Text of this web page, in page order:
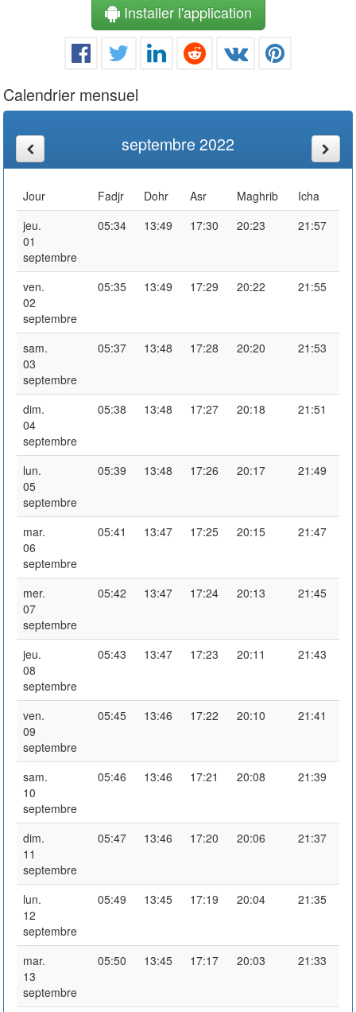
Installer l'application
Calendrier mensuel
septembre 2022
Jour Fadjr Dohr Asr Maghrib
Icha
jeu.
01
septembre
05:34 13:49 17:30 20:23 21:57
ven.
02
septembre
05:35 13:49 17:29 20:22 21:55
sam.
03
septembre
05:37 13:48 17:28 20:20 21:53
dim.
04
septembre
05:38 13:48 17:27 20:18 21:51
lun.
05
septembre
05:39 13:48 17:26 20:17 21:49
mar.
06
septembre
05:41 13:47 17:25 20:15 21:47
mer.
07
septembre
05:42 13:47 17:24 20:13 21:45
jeu.
08
septembre
05:43 13:47 17:23 20:11 21:43
ven.
09
septembre
05:45 13:46 17:22 20:10 21:41
sam.
10
septembre
05:46 13:46 17:21 20:08 21:39
dim.
11
septembre
05:47 13:46 17:20 20:06 21:37
lun.
12
septembre
05:49 13:45 17:19 20:04 21:35
mar.
13
septembre
05:50 13:45 17:17 20:03 21:33